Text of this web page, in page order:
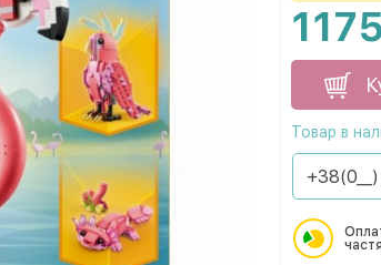
Товар в